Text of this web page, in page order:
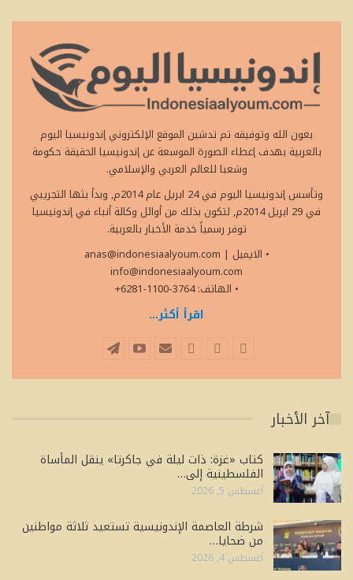
بعون الله وتوفيقه تم تدشين الموقع الإلكتروني إندونيسيا اليوم
بالعربية بهدف إعطاء الصورة الموسعة عن إندونيسيا الحقيقة حكومة
وشعبا للعالم العربي والإسلامي.
وتأسس إندونيسيا اليوم في 24 ابريل عام 2014م, وبدأ بثها التجريبي
في 29 ابريل 2014م, لتكون بذلك من أوائل وكالة أنباء في إندونيسيا
توفر رسمياً خدمة الأخبار بالعربية.
• الايميل
anas@indonesiaalyoum.com |
info@indonesiaalyoum.com
• الهاتف: 3764-1100-6281+
اقرأ أكثر...
آخر الأخبار
كتاب «غزة: ذات ليلة في جاكرتا» ينقل المأساة
الفلسطينية إلى…
أغسطس 5, 2026
شرطة العاصمة الإندونيسية تستعيد ثلاثة مواطنين
من ضحايا…
أغسطس 4, 2026